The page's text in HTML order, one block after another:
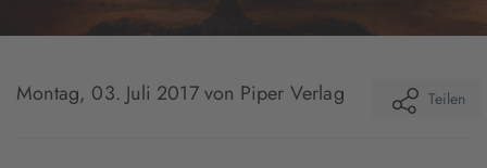
Montag, 03. Juli 2017von Piper Verlag Teilen